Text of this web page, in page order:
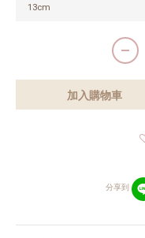
加入購物車
分享到